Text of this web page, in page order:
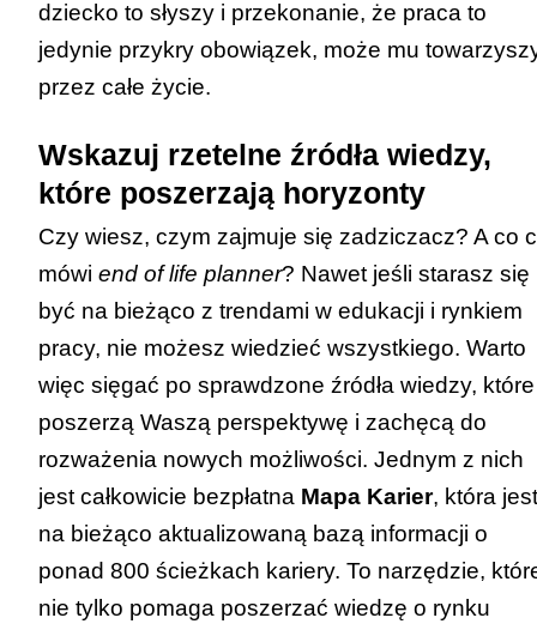
dziecko to słyszy i przekonanie, że praca to
jedynie przykry obowiązek, może mu
przez całe życie.
Wskazuj rzetelne źródła wiedzy,
które poszerzają horyzonty
Czy wiesz, czym zajmuje się zadziczacz? A co
mówi end of life planner? Nawet jeśli starasz się
być na bieżąco z trendami w edukacji i rynkiem
pracy, nie możesz wiedzieć wszystkiego. Warto
więc sięgać po sprawdzone źródła wiedzy, które
poszerzą Waszą perspektywę i zachęcą do
rozważenia nowych możliwości. Jednym z nich
jest całkowicie bezpłatna Mapa Karier, która jest
na bieżąco aktualizowaną bazą informacji o
ponad 800 ścieżkach kariery. To narzędzie,
nie tylko pomaga poszerzać wiedzę o rynku